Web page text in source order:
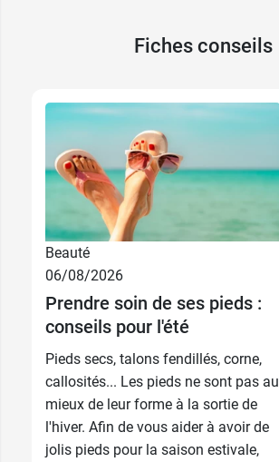
Fiches conseils
Beauté
06/08/2026
Prendre soin de ses pieds :
conseils pour l'été
Pieds secs, talons fendillés, corne,
callosités... Les pieds ne sont pas au
mieux de leur forme à la sortie de
l'hiver. Afin de vous aider à avoir de
jolis pieds pour la saison estivale,